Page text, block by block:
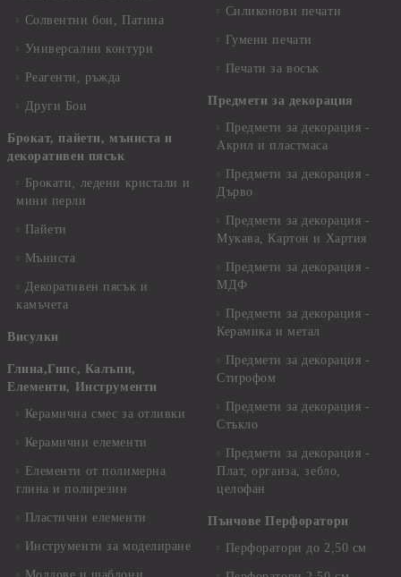
Солвентни бои, Патина
Универсални контури
Реагенти, ръжда
Други Бои
Брокат, пайети, мъниста и
декоративен пясък
Брокати, ледени кристали и
мини перли
Пайети
Мъниста
Декоративен пясък и
камъчета
Висулки
Глина,Гипс, Калъпи,
Елементи, Инструменти
Керамична смес за отливки
Керамични елементи
Елементи от полимерна
глина и полирезин
Пластични елементи
Инструменти за моделиране
Силиконови печати
Гумени печати
Печати за восък
Предмети за декорация
Предмети за декорация -
Акрил и пластмаса
Предмети за декорация -
Дърво
Предмети за декорация -
Мукава, Картон и Хартия
Предмети за декорация -
МДФ
Предмети за декорация -
Керамика и метал
Предмети за декорация -
Стирофом
Предмети за декорация -
Стъкло
Предмети за декорация -
Плат, органза, зебло,
целофан
Пънчове Перфоратори
Перфоратори до 2,50 см